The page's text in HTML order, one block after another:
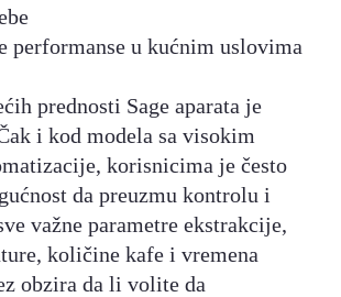
performanse u kućnim uslovima
prednosti Sage aparata je
i kod modela sa visokim
korisnicima je često
da preuzmu kontrolu i
važne parametre ekstrakcije,
količine kafe i vremena
obzira da li volite da